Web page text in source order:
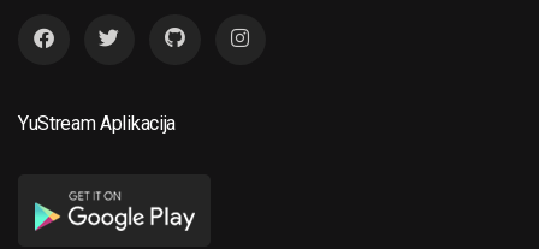
YuStream Aplikacija